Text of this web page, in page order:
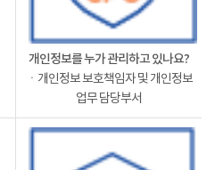
개인정보를 누가 관리하고 있나요?
ㆍ개인정보 보호책임자 및 개인정보
업무 담당부서